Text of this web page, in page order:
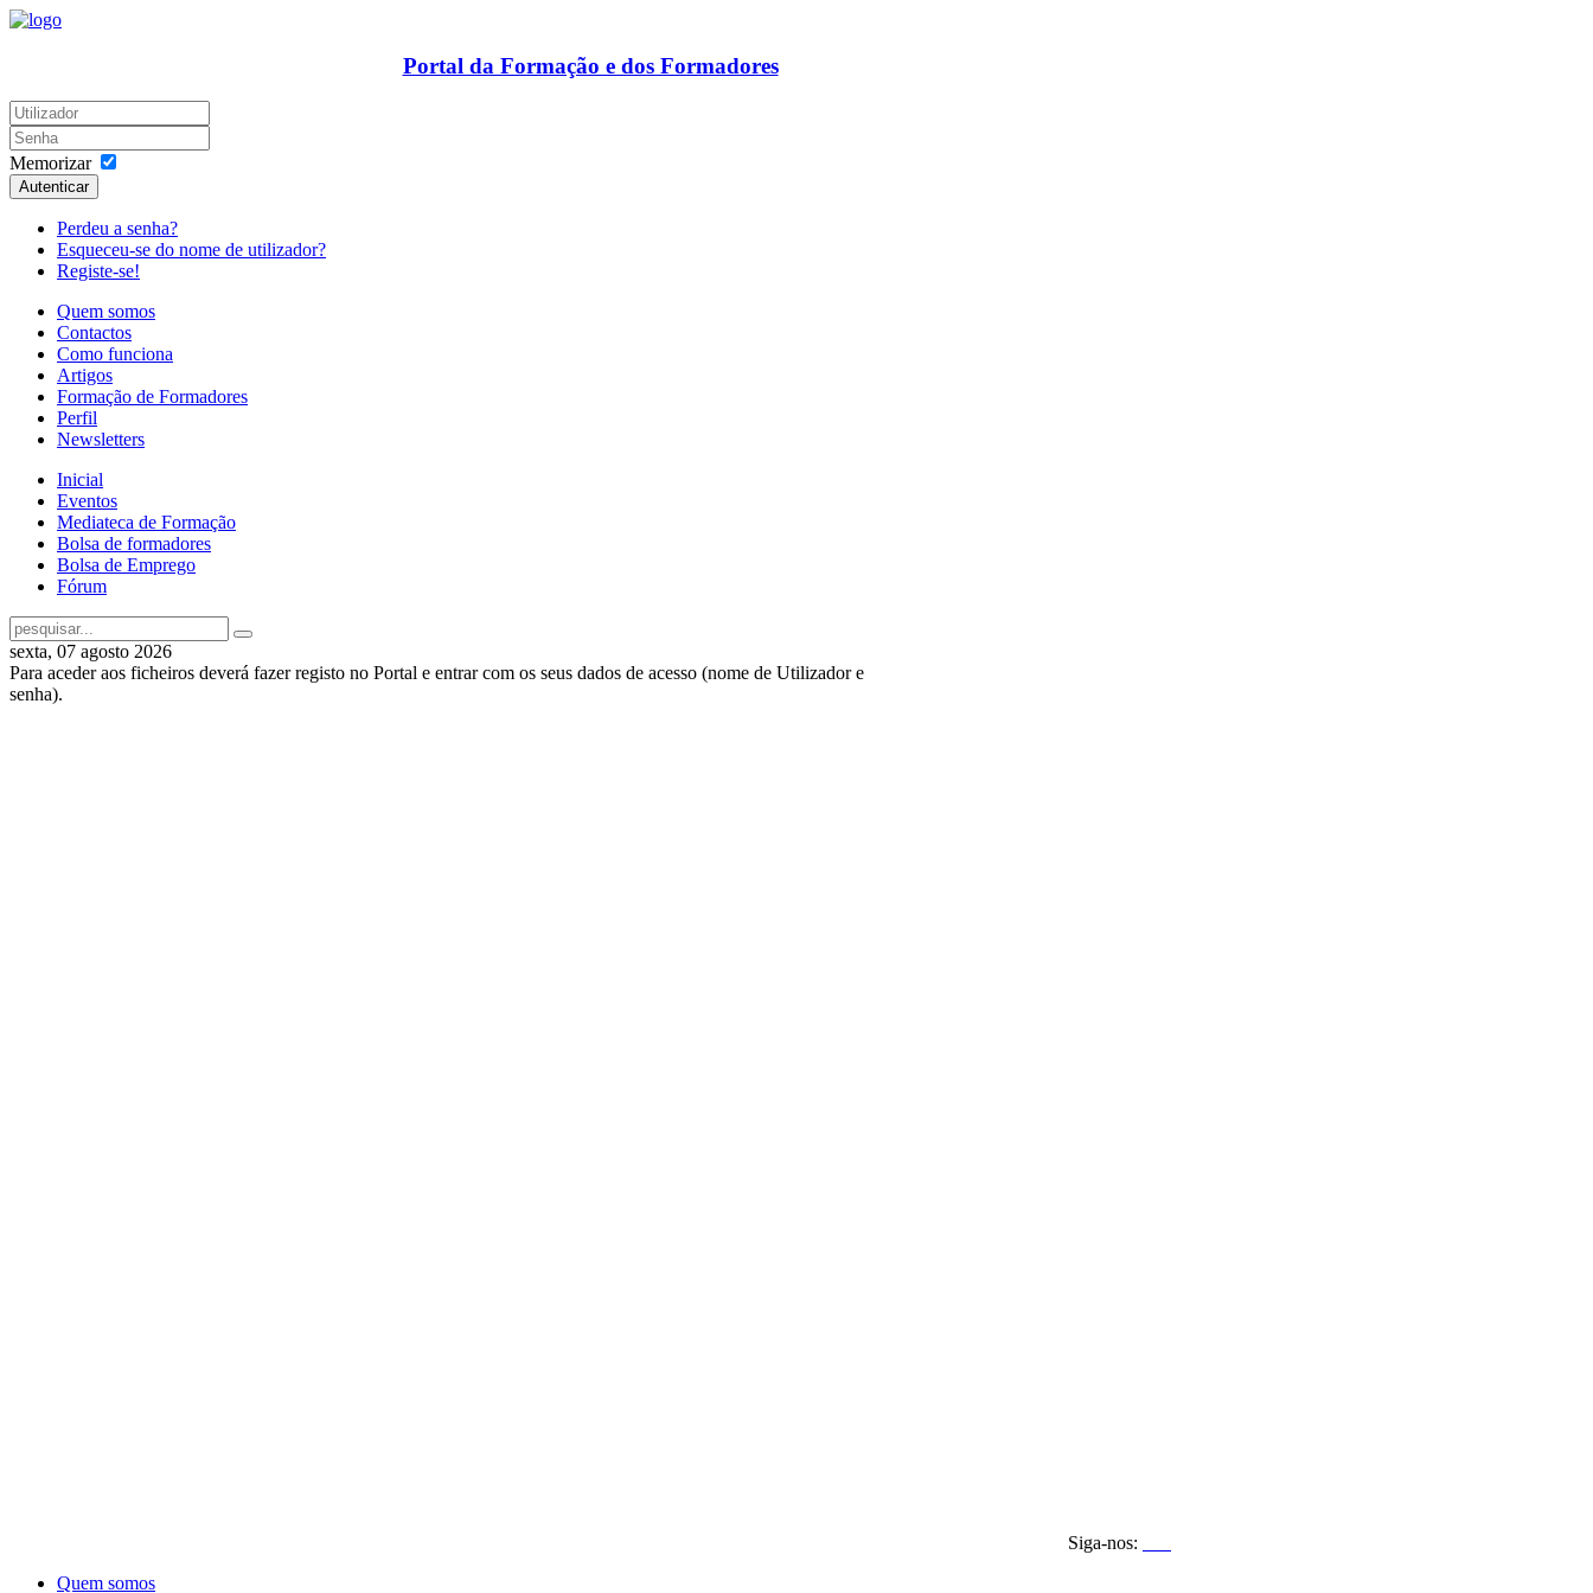
Portal da Formação e dos Formadores
Memorizar
Autenticar
Perdeu a senha?
Esqueceu-se do nome de utilizador?
Registe-se!
Quem somos
Contactos
Como funciona
Artigos
Formação de Formadores
Perfil
Newsletters
Inicial
Eventos
Mediateca de Formação
Bolsa de formadores
Bolsa de Emprego
Fórum
sexta, 07 agosto 2026
Para aceder aos ficheiros deverá fazer registo no Portal e entrar com os seus dados de acesso (nome de Utilizador e
senha).
Siga-nos:
Quem somos